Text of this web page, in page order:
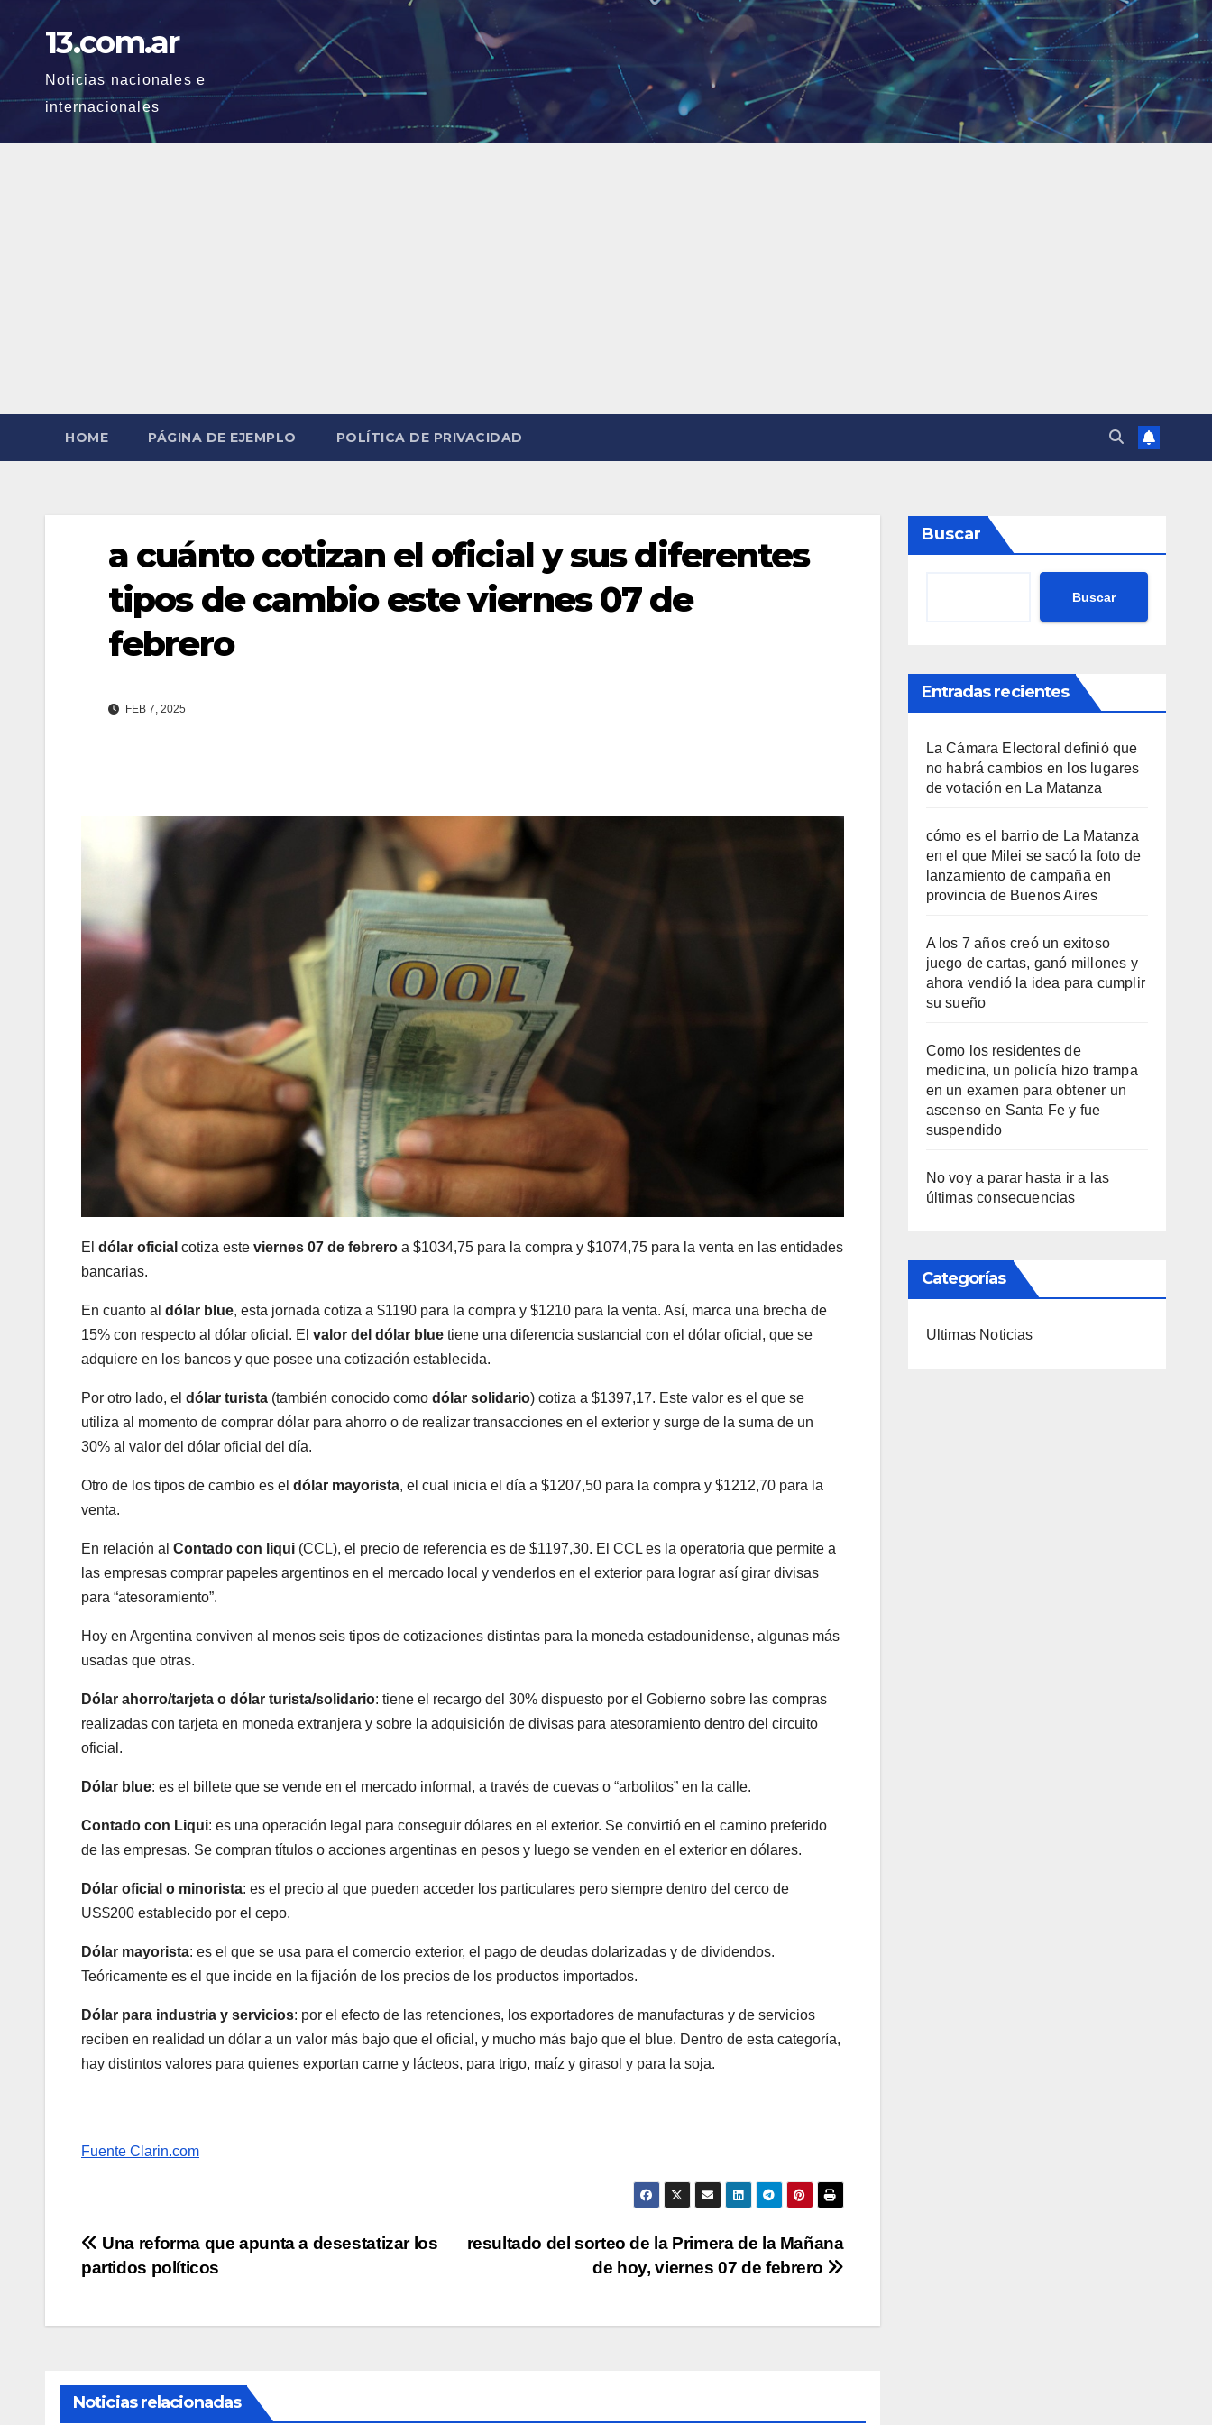
content
13.com.ar
Noticias nacionales e
internacionales
HOME PÁGINA DE EJEMPLO POLÍTICA DE PRIVACIDAD
a cuánto cotizan el oficial y sus diferentes
tipos de cambio este viernes 07 de
febrero
FEB 7, 2025
El dólar oficial cotiza este viernes 07 de febrero a $1034,75 para la compra y $1074,75 para la venta en las entidades
bancarias.
En cuanto al dólar blue, esta jornada cotiza a $1190 para la compra y $1210 para la venta. Así, marca una brecha de
15% con respecto al dólar oficial. El valor del dólar blue tiene una diferencia sustancial con el dólar oficial, que se
adquiere en los bancos y que posee una cotización establecida.
Por otro lado, el dólar turista (también conocido como dólar solidario) cotiza a $1397,17. Este valor es el que se
utiliza al momento de comprar dólar para ahorro o de realizar transacciones en el exterior y surge de la suma de un
30% al valor del dólar oficial del día.
Otro de los tipos de cambio es el dólar mayorista, el cual inicia el día a $1207,50 para la compra y $1212,70 para la
venta.
En relación al Contado con liqui (CCL), el precio de referencia es de $1197,30. El CCL es la operatoria que permite a
las empresas comprar papeles argentinos en el mercado local y venderlos en el exterior para lograr así girar divisas
para “atesoramiento”.
Hoy en Argentina conviven al menos seis tipos de cotizaciones distintas para la moneda estadounidense, algunas más
usadas que otras.
Dólar ahorro/tarjeta o dólar turista/solidario: tiene el recargo del 30% dispuesto por el Gobierno sobre las compras
realizadas con tarjeta en moneda extranjera y sobre la adquisición de divisas para atesoramiento dentro del circuito
oficial.
Dólar blue: es el billete que se vende en el mercado informal, a través de cuevas o “arbolitos” en la calle.
Contado con Liqui: es una operación legal para conseguir dólares en el exterior. Se convirtió en el camino preferido
de las empresas. Se compran títulos o acciones argentinas en pesos y luego se venden en el exterior en dólares.
Dólar oficial o minorista: es el precio al que pueden acceder los particulares pero siempre dentro del cerco de
US$200 establecido por el cepo.
Dólar mayorista: es el que se usa para el comercio exterior, el pago de deudas dolarizadas y de dividendos.
Teóricamente es el que incide en la fijación de los precios de los productos importados.
Dólar para industria y servicios: por el efecto de las retenciones, los exportadores de manufacturas y de servicios
reciben en realidad un dólar a un valor más bajo que el oficial, y mucho más bajo que el blue. Dentro de esta categoría,
hay distintos valores para quienes exportan carne y lácteos, para trigo, maíz y girasol y para la soja.
Fuente Clarin.com
Navegación
de
entradas
resultado del sorteo de la Primera de la Mañana
de hoy, viernes 07 de febrero
Una reforma que apunta a desestatizar los
partidos políticos
Noticias relacionadas
Buscar
Buscar
Entradas recientes
La Cámara Electoral definió que
no habrá cambios en los lugares
de votación en La Matanza
cómo es el barrio de La Matanza
en el que Milei se sacó la foto de
lanzamiento de campaña en
provincia de Buenos Aires
A los 7 años creó un exitoso
juego de cartas, ganó millones y
ahora vendió la idea para cumplir
su sueño
Como los residentes de
medicina, un policía hizo trampa
en un examen para obtener un
ascenso en Santa Fe y fue
suspendido
No voy a parar hasta ir a las
últimas consecuencias
Categorías
Ultimas Noticias